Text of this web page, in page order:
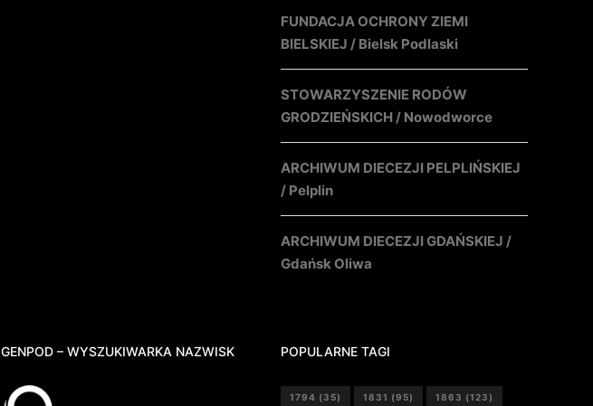
FUNDACJA OCHRONY ZIEMI
BIELSKIEJ / Bielsk Podlaski
STOWARZYSZENIE RODÓW
GRODZIEŃSKICH / Nowodworce
ARCHIWUM DIECEZJI PELPLIŃSKIEJ
/ Pelplin
ARCHIWUM DIECEZJI GDAŃSKIEJ /
Gdańsk Oliwa
GENPOD – WYSZUKIWARKA NAZWISK POPULARNE TAGI
1794 (35) 1831 (95) 1863 (123)